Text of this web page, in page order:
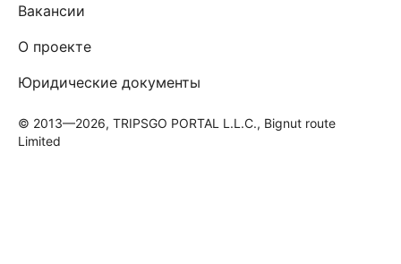
Вакансии
О проекте
Юридические документы
© 2013—2026, TRIPSGO PORTAL L.L.C., Bignut route
Limited